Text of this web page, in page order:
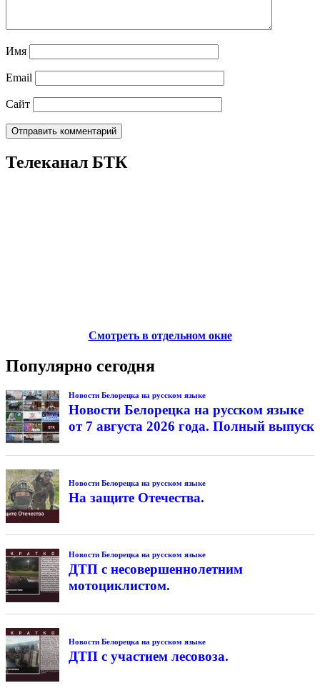
Имя
Email
Сайт
Телеканал БТК
Смотреть в отдельном окне
Популярно сегодня
Новости Белорецка на русском языке
Новости Белорецка на русском языке
от 7 августа 2026 года. Полный выпуск
Новости Белорецка на русском языке
На защите Отечества.
Новости Белорецка на русском языке
ДТП с несовершеннолетним
мотоциклистом.
Новости Белорецка на русском языке
ДТП с участием лесовоза.